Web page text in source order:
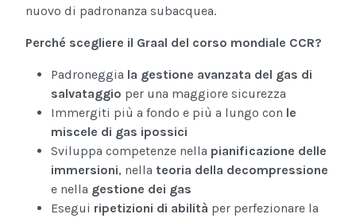
nuovo di padronanza subacquea.
Perché scegliere il Graal del corso mondiale CCR?
Padroneggia la gestione avanzata del gas di
salvataggio per una maggiore sicurezza
Immergiti più a fondo e più a lungo con le
miscele di gas ipossici
Sviluppa competenze nella pianificazione delle
immersioni, nella teoria della decompressione
e nella gestione dei gas
Esegui ripetizioni di abilità per perfezionare la